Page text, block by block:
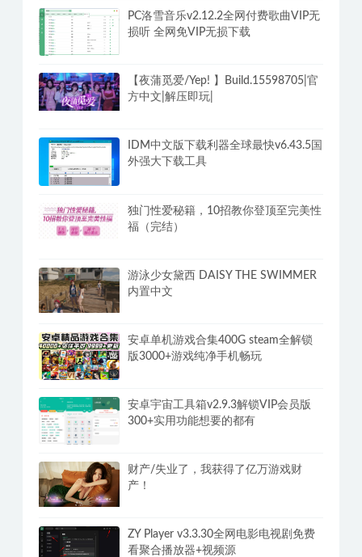
PC洛雪音乐v2.12.2全网付费歌曲VIP无
损听 全网免VIP无损下载
【夜蒲觅爱/Yep! 】Build.15598705|官
方中文|解压即玩|
IDM中文版下载利器全球最快v6.43.5国
外强大下载工具
独门性爱秘籍，10招教你登顶至完美性
福（完结）
游泳少女黛西 DAISY THE SWIMMER
内置中文
安卓单机游戏合集400G steam全解锁
版3000+游戏纯净手机畅玩
安卓宇宙工具箱v2.9.3解锁VIP会员版
300+实用功能想要的都有
财产/失业了，我获得了亿万游戏财
产！
ZY Player v3.3.30全网电影电视剧免费
看聚合播放器+视频源